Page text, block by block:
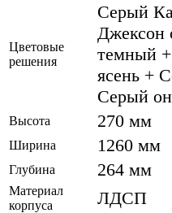
Цветовые
решения
Серый
Джексон
темный
ясень +
Серый
Высота 270 мм
Ширина 1260 мм
Глубина 264 мм
Материал
корпуса
ЛДСП